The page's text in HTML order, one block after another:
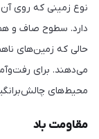
نوع زمینی که روی آن
دارد. سطوح صاف و
حالی که زمین‌های
می‌دهند. برای
محیط‌های
مقاومت باد